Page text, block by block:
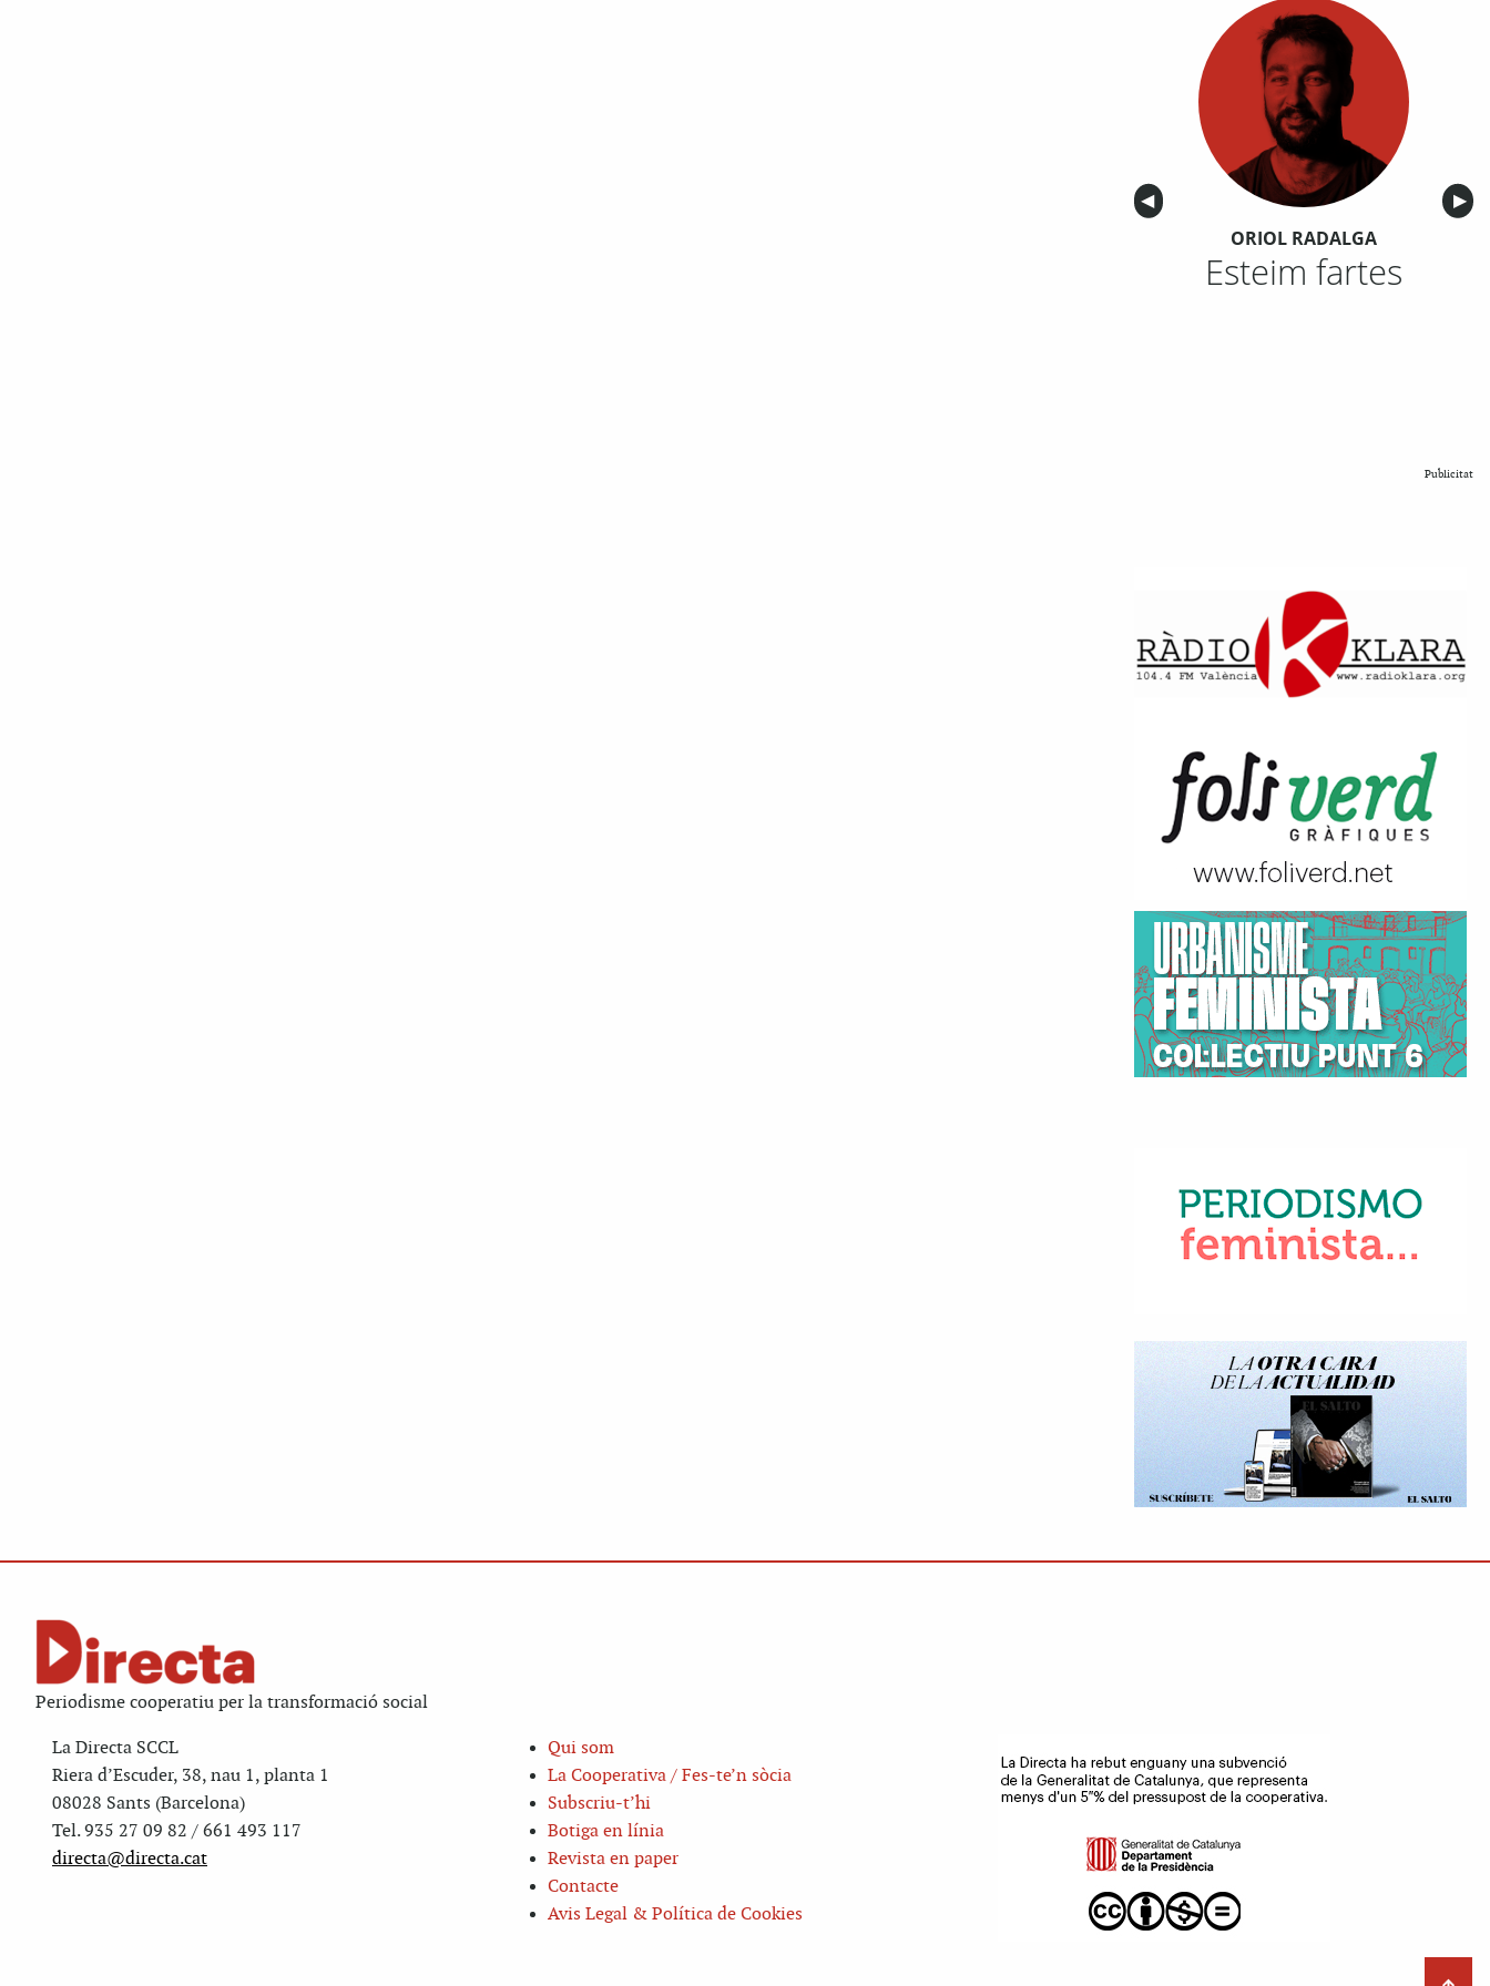
Anterior
◀︎ ▶︎
ORIOL RADALGA
Esteim fartes
Publicitat
Periodisme cooperatiu per la transformació social
La Directa SCCL
Riera d’Escuder, 38, nau 1, planta 1
08028 Sants (Barcelona)
Tel. 935 27 09 82 / 661 493 117
directa@directa.cat
Qui som
La Cooperativa / Fes-te’n sòcia
Subscriu-t’hi
Botiga en línia
Revista en paper
Contacte
Avis Legal & Política de Cookies